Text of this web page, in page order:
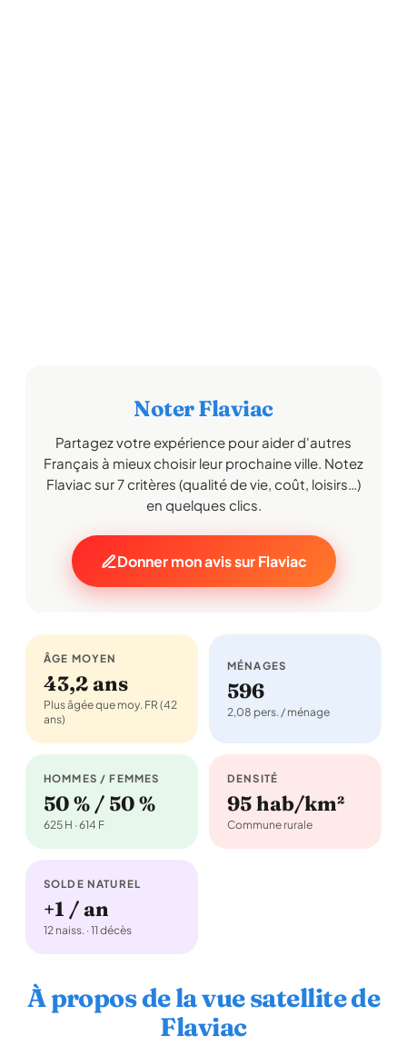
Noter Flaviac
Partagez votre expérience pour aider d'autres
Français à mieux choisir leur prochaine ville. Notez
Flaviac sur 7 critères (qualité de vie, coût, loisirs…)
en quelques clics.
Donner mon avis sur Flaviac
ÂGE MOYEN
43,2 ans
Plus âgée que moy. FR (42
ans)
MÉNAGES
596
2,08 pers. / ménage
HOMMES / FEMMES
50 % / 50 %
625 H · 614 F
DENSITÉ
95 hab/km²
Commune rurale
SOLDE NATUREL
+1 / an
12 naiss. · 11 décès
À propos de la vue satellite de
Flaviac